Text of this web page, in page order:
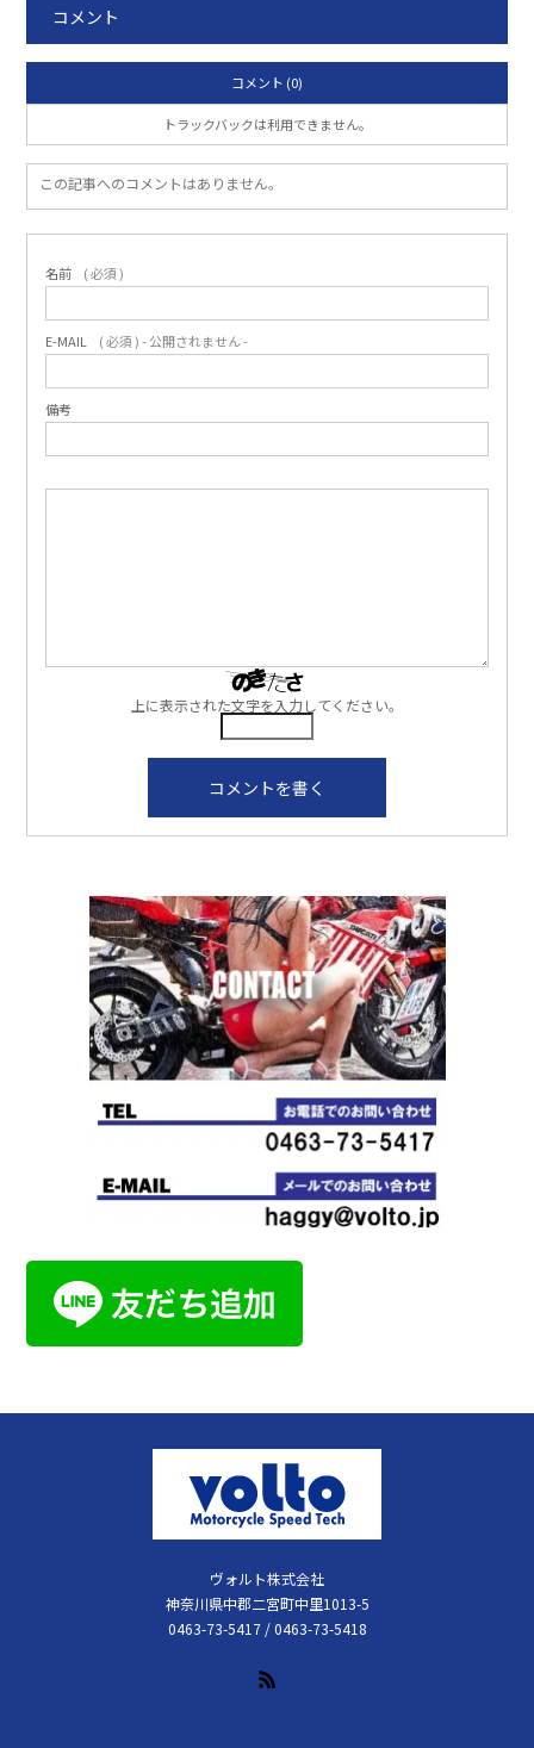
コメント
コメント (0)
トラックバックは利用できません。
この記事へのコメントはありません。
名前 ( 必須 )
E-MAIL ( 必須 ) - 公開されません -
備考
上に表示された文字を入力してください。
ヴォルト株式会社
神奈川県中郡二宮町中里1013-5
0463-73-5417 / 0463-73-5418